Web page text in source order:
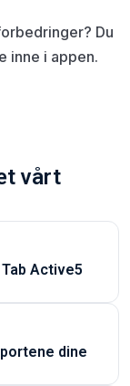
Du
inne i appen.
vårt
Active5
dine